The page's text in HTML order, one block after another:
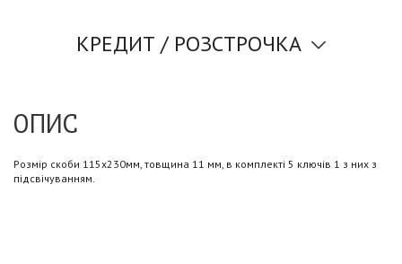
КРЕДИТ / РОЗСТРОЧКА
ОПИС
Розмір скоби 115х230мм, товщина 11 мм, в комплекті 5 ключів 1 з них з
підсвічуванням.